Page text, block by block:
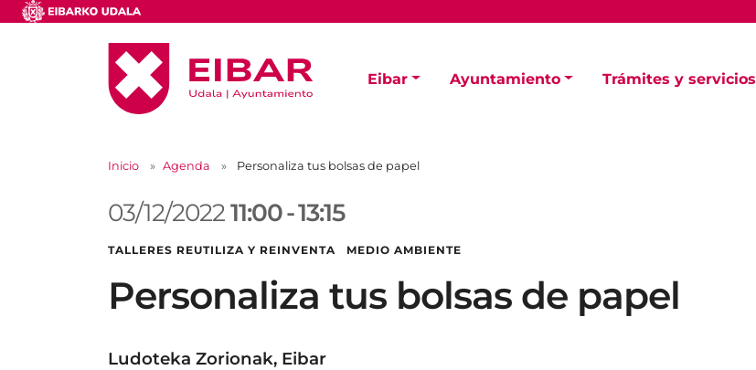
Eibar Ayuntamiento Trámites y servicios
Inicio Agenda Personaliza tus bolsas de papel
03/12/202211:00-13:15
TALLERES REUTILIZA Y REINVENTA MEDIO AMBIENTE
Personaliza tus bolsas de papel
Ludoteka Zorionak, Eibar